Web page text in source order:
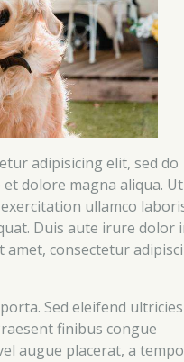
adipisicing elit, sed do
dolore magna aliqua. Ut
ullamco
Duis aute irure dolor
consectetur
Sed eleifend ultricies
finibus congue
augue placerat, a